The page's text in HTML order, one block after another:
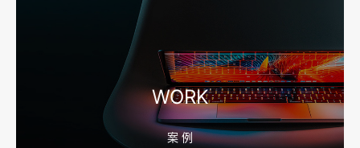
宁波高端网站建设公司推荐，移动端验收别放到最后
WORK
案 例